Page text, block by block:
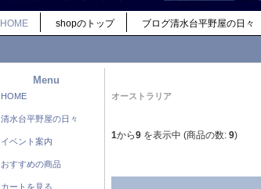
HOME shopのトップ ブログ清水台平野屋の日々
Menu
HOME
清水台平野屋の日々
イベント案内
おすすめの商品
カートを見る
オーストラリア
1から9 を表示中 (商品の数: 9)